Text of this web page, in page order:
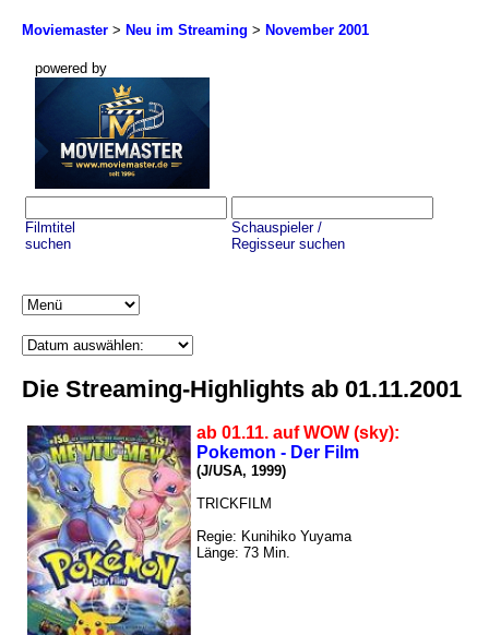
Moviemaster > Neu im Streaming > November 2001
powered by
Filmtitel
suchen
Schauspieler /
Regisseur suchen
Die Streaming-Highlights ab 01.11.2001
ab 01.11. auf WOW (sky):
Pokemon - Der Film
(J/USA, 1999)
TRICKFILM
Regie: Kunihiko Yuyama
Länge: 73 Min.